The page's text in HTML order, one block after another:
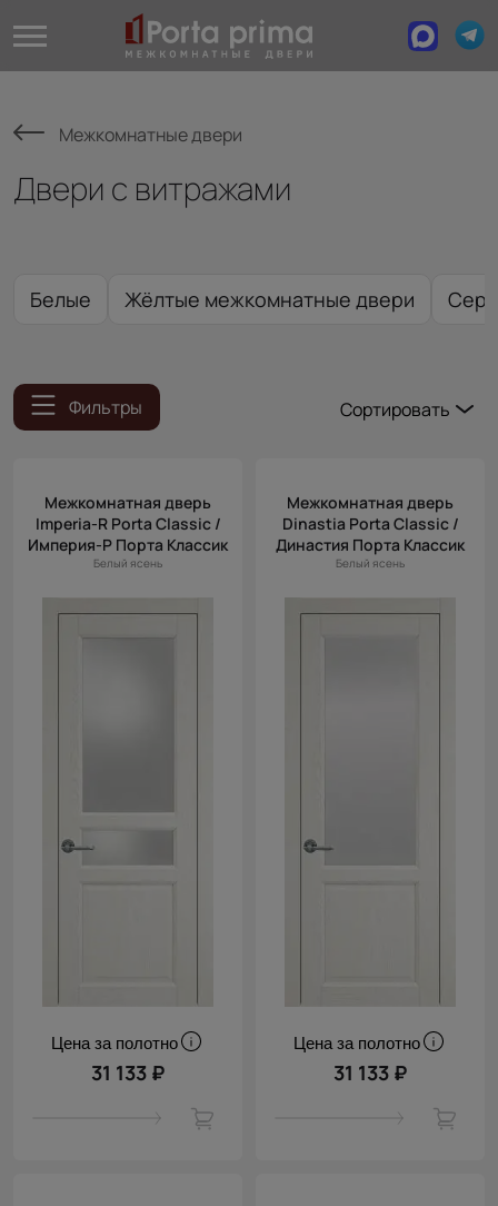
Межкомнатные двери
Двери с витражами
Белые Жёлтые межкомнатные двери
Фильтры
Сортировать
(возр.)
Цена (убыв.)
Cначала
новинки
Межкомнатная дверь
Imperia-R Porta Classic /
Империя-Р Порта Классик
Белый ясень
Цена за полотно
31 133 ₽
Межкомнатная дверь
Dinastia Porta Classic /
Династия Порта Классик
Белый ясень
Цена за полотно
31 133 ₽